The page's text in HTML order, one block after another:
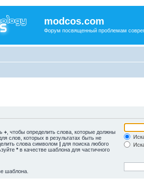
modcos.com
Форум посвященный проблемам
+ , чтобы определить слова, которые должны
слов, которых в результатах быть не
слова символом | для поиска любого
* в качестве шаблона для частичного
шаблона.